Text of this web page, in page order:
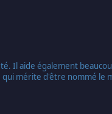
Il aide également
mérite d'être nommé le